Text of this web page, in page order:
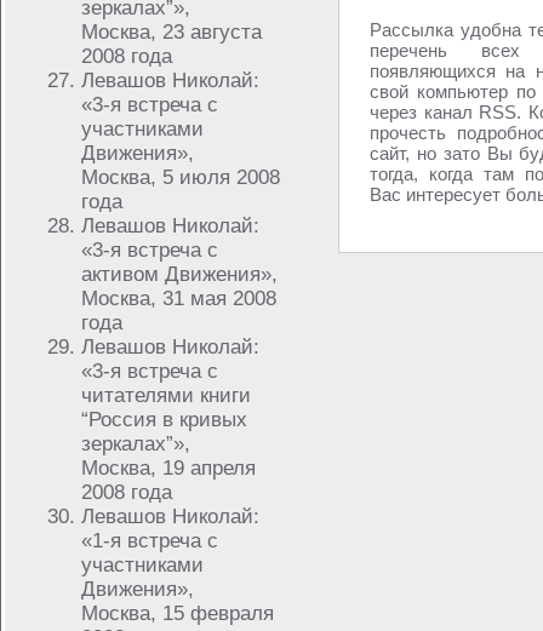
зеркалах”»,
Москва, 23 августа
2008 года
Левашов Николай:
«3-я встреча с
участниками
Движения»,
Москва, 5 июля 2008
года
Левашов Николай:
«3-я встреча с
активом Движения»,
Москва, 31 мая 2008
года
Левашов Николай:
«3-я встреча с
читателями книги
“Россия в кривых
зеркалах”»,
Москва, 19 апреля
2008 года
Левашов Николай:
«1-я встреча с
участниками
Движения»,
Москва, 15 февраля
Рассылка удобна
перечень всех
появляющихся на
свой компьютер по
через канал RSS.
прочесть
сайт, но зато Вы
тогда, когда там
Вас интересует